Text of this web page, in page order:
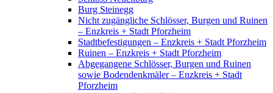
Burg Steinegg
Nicht zugängliche Schlösser, Burgen und Ruinen
– Enzkreis + Stadt Pforzheim
Stadtbefestigungen – Enzkreis + Stadt Pforzheim
Ruinen – Enzkreis + Stadt Pforzheim
Abgegangene Schlösser, Burgen und Ruinen
sowie Bodendenkmäler – Enzkreis + Stadt
Pforzheim